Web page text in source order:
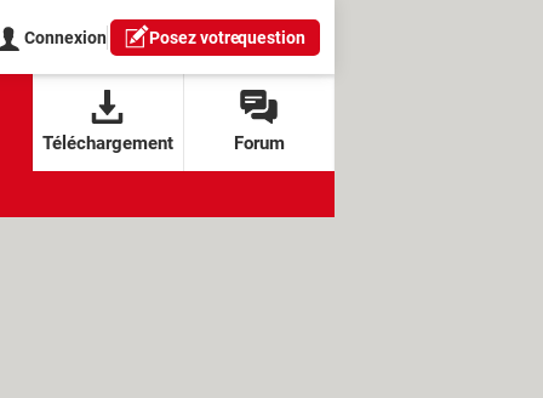
Connexion Posez votrequestion
Téléchargement Forum